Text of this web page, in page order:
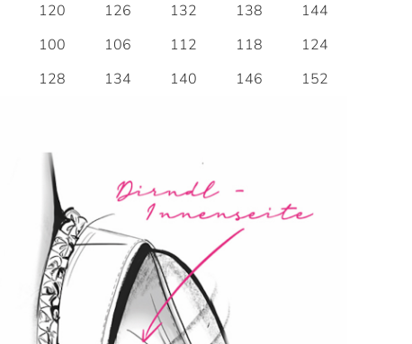
120 126 132 138
144
100 106 112 118
124
128 134 140 146 152